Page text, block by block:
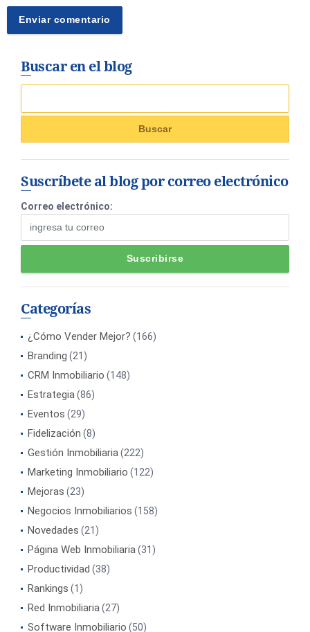
Buscar en el blog
Suscríbete al blog por correo electrónico
Correo electrónico:
Categorías
¿Cómo Vender Mejor? (166)
Branding (21)
CRM Inmobiliario (148)
Estrategia (86)
Eventos (29)
Fidelización (8)
Gestión Inmobiliaria (222)
Marketing Inmobiliario (122)
Mejoras (23)
Negocios Inmobiliarios (158)
Novedades (21)
Página Web Inmobiliaria (31)
Productividad (38)
Rankings (1)
Red Inmobiliaria (27)
Software Inmobiliario (50)